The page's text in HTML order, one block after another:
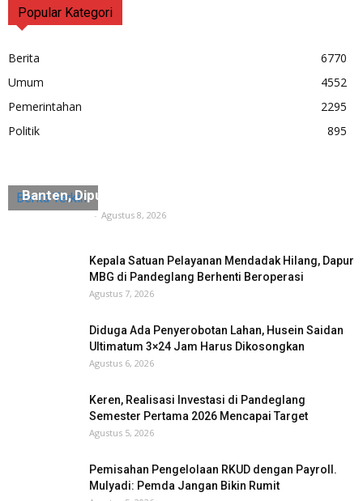
Popular Kategori
Berita
6770
Umum
4552
Pemerintahan
2295
Politik
895
Berita Terkini
Banten, Diputar di Museum Multatuli
- Agustus 8, 2026
Kepala Satuan Pelayanan Mendadak Hilang, Dapur
MBG di Pandeglang Berhenti Beroperasi
Agustus 7, 2026
Diduga Ada Penyerobotan Lahan, Husein Saidan
Ultimatum 3×24 Jam Harus Dikosongkan
Agustus 6, 2026
Keren, Realisasi Investasi di Pandeglang
Semester Pertama 2026 Mencapai Target
Agustus 5, 2026
Pemisahan Pengelolaan RKUD dengan Payroll.
Mulyadi: Pemda Jangan Bikin Rumit